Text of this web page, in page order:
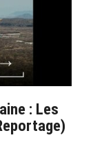
: Les